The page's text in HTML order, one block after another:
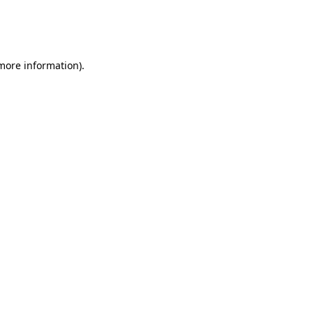
information).